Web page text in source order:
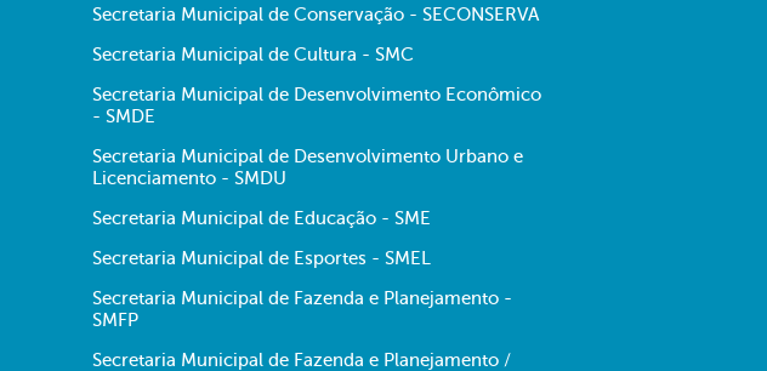
Secretaria Municipal de Conservação - SECONSERVA
Secretaria Municipal de Cultura - SMC
Secretaria Municipal de Desenvolvimento Econômico
- SMDE
Secretaria Municipal de Desenvolvimento Urbano e
Licenciamento - SMDU
Secretaria Municipal de Educação - SME
Secretaria Municipal de Esportes - SMEL
Secretaria Municipal de Fazenda e Planejamento -
SMFP
Secretaria Municipal de Fazenda e Planejamento /